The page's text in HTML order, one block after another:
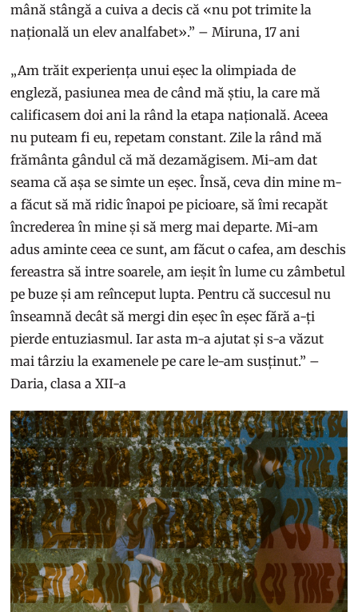
mână stângă a cuiva a decis că «nu pot trimite la
națională un elev analfabet».” – Miruna, 17 ani
„Am trăit experiența unui eșec la olimpiada de
engleză, pasiunea mea de când mă știu, la care mă
calificasem doi ani la rând la etapa națională. Aceea
nu puteam fi eu, repetam constant. Zile la rând mă
frământa gândul că mă dezamăgisem. Mi-am dat
seama că așa se simte un eșec. Însă, ceva din mine m-
a făcut să mă ridic înapoi pe picioare, să îmi recapăt
încrederea în mine și să merg mai departe. Mi-am
adus aminte ceea ce sunt, am făcut o cafea, am deschis
fereastra să intre soarele, am ieșit în lume cu zâmbetul
pe buze și am reînceput lupta. Pentru că succesul nu
înseamnă decât să mergi din eșec în eșec fără a-ți
pierde entuziasmul. Iar asta m-a ajutat și s-a văzut
mai târziu la examenele pe care le-am susținut.” –
Daria, clasa a XII-a